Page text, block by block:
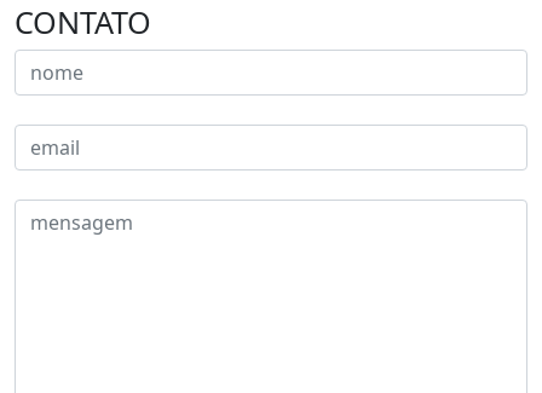
CONTATO